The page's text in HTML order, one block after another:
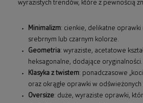
wyrazistych trendów, które z pewnością
Minimalizm: cienkie, delikatne oprawki
srebrnym lub czarnym kolorze.
Geometria: wyraziste, acetatowe
heksagonalne, dodające oryginalności.
Klasyka z twistem: ponadczasowe
oraz okrągłe oprawki w odświeżonych
Oversize: duże, wyraziste oprawki,